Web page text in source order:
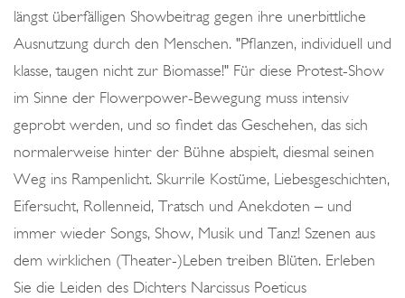
längst überfälligen Showbeitrag gegen ihre unerbittliche
Ausnutzung durch den Menschen. "Pflanzen, individuell und
klasse, taugen nicht zur Biomasse!" Für diese Protest-Show
im Sinne der Flowerpower-Bewegung muss intensiv
geprobt werden, und so findet das Geschehen, das sich
normalerweise hinter der Bühne abspielt, diesmal seinen
Weg ins Rampenlicht. Skurrile Kostüme, Liebesgeschichten,
Eifersucht, Rollenneid, Tratsch und Anekdoten – und
immer wieder Songs, Show, Musik und Tanz! Szenen aus
dem wirklichen (Theater-)Leben treiben Blüten. Erleben
Sie die Leiden des Dichters Narcissus Poeticus